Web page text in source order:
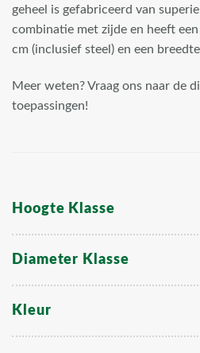
geheel is gefabriceerd van
combinatie met zijde en heeft
cm (inclusief steel) en een
Meer weten? Vraag ons naar de
toepassingen!
Hoogte Klasse
Diameter Klasse
Kleur